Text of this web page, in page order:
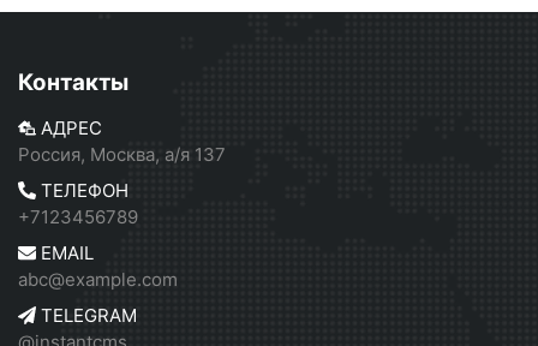
Контакты
АДРЕС
Россия, Москва, а/я 137
ТЕЛЕФОН
+7123456789
EMAIL
abc@example.com
TELEGRAM